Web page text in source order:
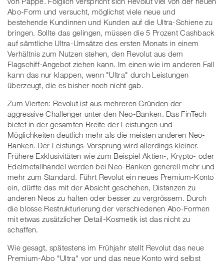
Abo-Form und versucht, möglichst viele neue und
bestehende Kundinnen und Kunden auf die Ultra-Schiene zu
bringen. Sollte das gelingen, müssen die 5 Prozent Cashback
auf sämtliche Ultra-Umsätze des ersten Monats in einem
Verhältnis zum Nutzen stehen, den Revolut aus dem
Flagschiff-Angebot ziehen kann. Im einen wie im anderen Fall
kann das nur klappen, wenn "Ultra" durch Leistungen
überzeugt, die es bisher noch nicht gab.
Zum Vierten: Revolut ist aus mehreren Gründen der
aggressive Challenger unter den Neo-Banken. Das FinTech
bietet in der gesamten Breite der Leistungen und
Möglichkeiten deutlich mehr als die meisten anderen Neo-
Banken. Der Leistungs-Vorsprung wird allerdings kleiner.
Frühere Exklusivitäten wie zum Beispiel Aktien-, Krypto- oder
Edelmetallhandel werden bei Neo-Banken generell mehr und
mehr zum Standard. Führt Revolut ein neues Premium-Konto
ein, dürfte das mit der Absicht geschehen, Distanzen zu
anderen Neos zu halten oder besser zu vergrössern. Durch
die blosse Restrukturierung der verschiedenen Abo-Formen
mit etwas zusätzlicher Detail-Kosmetik ist das nicht zu
schaffen.
Wie gesagt, spätestens im Frühjahr stellt Revolut das neue
Premium-Abo "Ultra" vor und das neue Konto wird selbst